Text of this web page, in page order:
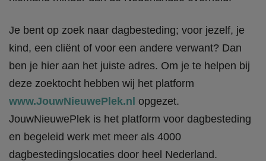
Je bent op zoek naar dagbesteding; voor jezelf, je
kind, een cliënt of voor een andere verwant? Dan
ben je hier aan het juiste adres. Om je te helpen bij
deze zoektocht hebben wij het platform
www.JouwNieuwePlek.nl opgezet.
JouwNieuwePlek is het platform voor dagbesteding
en begeleid werk met meer als 4000
dagbestedingslocaties door heel Nederland.